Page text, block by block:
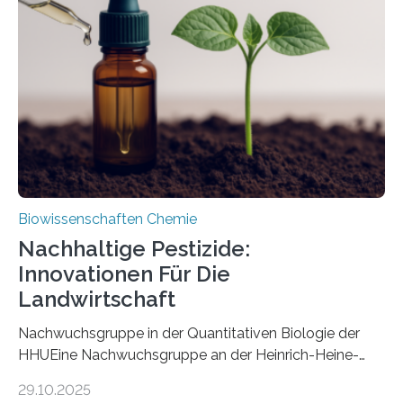
Art einer neuen Gattung beschrieben werden und trägt
nun den Namen Cretosabethes primaevus. Dieser erste
fossile Nachweis einer Stechmückenlarve in Bernstein
stellt gleichzeitig den ersten Fossilfund einer
Mückenlarve aus dem Mesozoikum dar, denn…
Biowissenschaften Chemie
Nachhaltige Pestizide:
Innovationen Für Die
Landwirtschaft
Nachwuchsgruppe in der Quantitativen Biologie der
HHUEine Nachwuchsgruppe an der Heinrich-Heine-
fünf Jahren erforschen, wie Bakterien auf
29.10.2025